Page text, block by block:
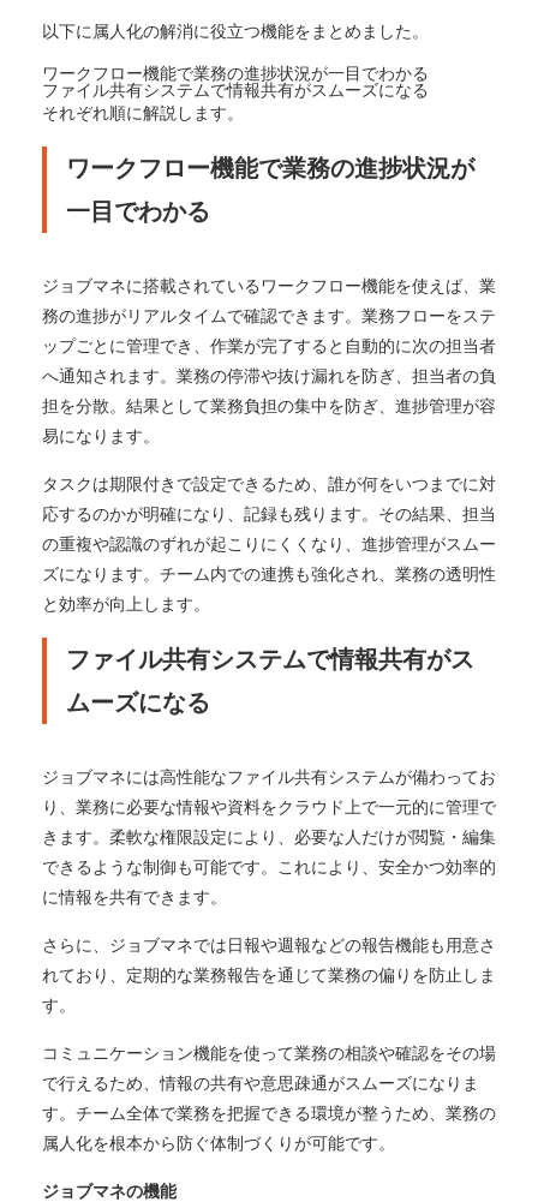
以下に属人化の解消に役立つ機能をまとめました。
ワークフロー機能で業務の進捗状況が一目でわかる
ファイル共有システムで情報共有がスムーズになる
それぞれ順に解説します。
ワークフロー機能で業務の進捗状況が
一目でわかる
ジョブマネに搭載されているワークフロー機能を使えば、業
務の進捗がリアルタイムで確認できます。業務フローをステ
ップごとに管理でき、作業が完了すると自動的に次の担当者
へ通知されます。業務の停滞や抜け漏れを防ぎ、担当者の負
担を分散。結果として業務負担の集中を防ぎ、進捗管理が容
易になります。
タスクは期限付きで設定できるため、誰が何をいつまでに対
応するのかが明確になり、記録も残ります。その結果、担当
の重複や認識のずれが起こりにくくなり、進捗管理がスムー
ズになります。チーム内での連携も強化され、業務の透明性
と効率が向上します。
ファイル共有システムで情報共有がス
ムーズになる
ジョブマネには高性能なファイル共有システムが備わってお
り、業務に必要な情報や資料をクラウド上で一元的に管理で
きます。柔軟な権限設定により、必要な人だけが閲覧・編集
できるような制御も可能です。これにより、安全かつ効率的
に情報を共有できます。
さらに、ジョブマネでは日報や週報などの報告機能も用意さ
れており、定期的な業務報告を通じて業務の偏りを防止しま
す。
コミュニケーション機能を使って業務の相談や確認をその場
で行えるため、情報の共有や意思疎通がスムーズになりま
す。チーム全体で業務を把握できる環境が整うため、業務の
属人化を根本から防ぐ体制づくりが可能です。
ジョブマネの機能